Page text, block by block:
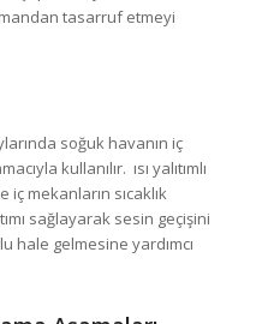
tasarruf etmeyi
soğuk havanın iç
kullanılır. ısı yalıtımlı
mekanların sıcaklık
sağlayarak sesin geçişini
hale gelmesine yardımcı